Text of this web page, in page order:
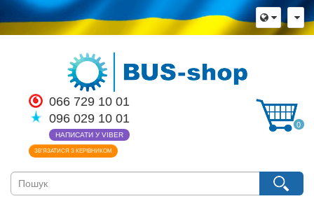
066 729 10 01
096 029 10 01
НАПИСАТИ У VIBER
ЗВ’ЯЗАТИСЯ З КЕРІВНИКОМ
0